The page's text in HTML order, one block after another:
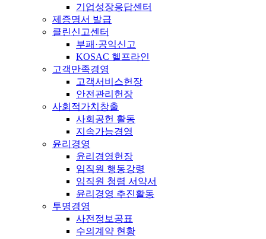
기업성장응답센터
제증명서 발급
클린신고센터
부패·공익신고
KOSAC 헬프라인
고객만족경영
고객서비스헌장
안전관리헌장
사회적가치창출
사회공헌 활동
지속가능경영
윤리경영
윤리경영헌장
임직원 행동강령
임직원 청렴 서약서
윤리경영 추진활동
투명경영
사전정보공표
수의계약 현황